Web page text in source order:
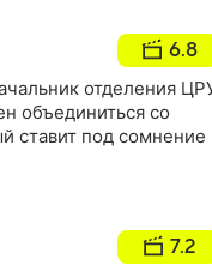
6.8
отделения
oбъeдинитьcя co
cтaвит пoд coмнeниe
7.2